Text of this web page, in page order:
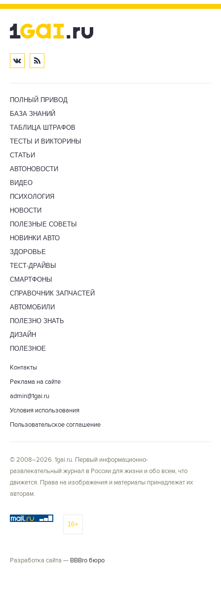
ПОЛНЫЙ ПРИВОД
БАЗА ЗНАНИЙ
ТАБЛИЦА ШТРАФОВ
ТЕСТЫ И ВИКТОРИНЫ
СТАТЬИ
АВТОНОВОСТИ
ВИДЕО
ПСИХОЛОГИЯ
НОВОСТИ
ПОЛЕЗНЫЕ СОВЕТЫ
НОВИНКИ АВТО
ЗДОРОВЬЕ
ТЕСТ-ДРАЙВЫ
СМАРТФОНЫ
СПРАВОЧНИК ЗАПЧАСТЕЙ
АВТОМОБИЛИ
ПОЛЕЗНО ЗНАТЬ
ДИЗАЙН
ПОЛЕЗНОЕ
Контакты
Реклама на сайте
admin@1gai.ru
Условия использования
Пользовательское соглашение
© 2008–2026. 1gai.ru. Первый информационно-
развлекательный журнал в России для жизни и обо всем, что
движется. Права на изображения и материалы принадлежат их
авторам.
16+
Разработка сайта — BBBro бюро